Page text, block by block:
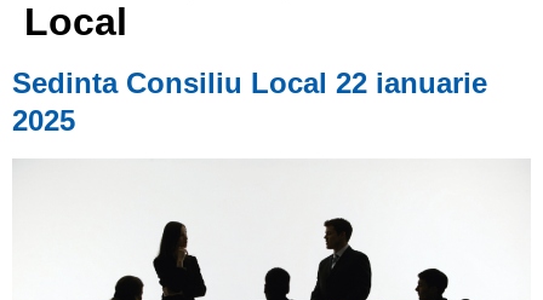
Local
Sedinta Consiliu Local 22 ianuarie
2025